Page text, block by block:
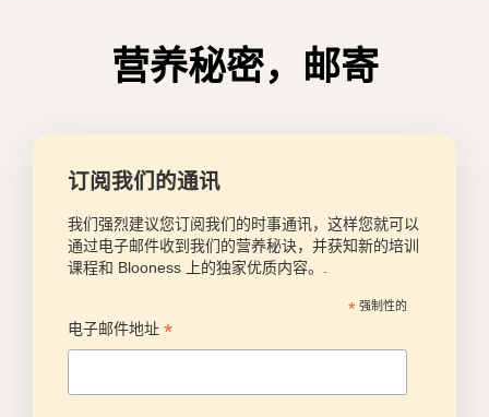
营养秘密，邮寄
订阅我们的通讯
我们强烈建议您订阅我们的时事通讯，这样您就可以
通过电子邮件收到我们的营养秘诀，并获知新的培训
课程和 Blooness 上的独家优质内容。.
* 强制性的
电子邮件地址 *